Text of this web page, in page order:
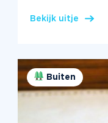
Bekijk uitje
Buiten